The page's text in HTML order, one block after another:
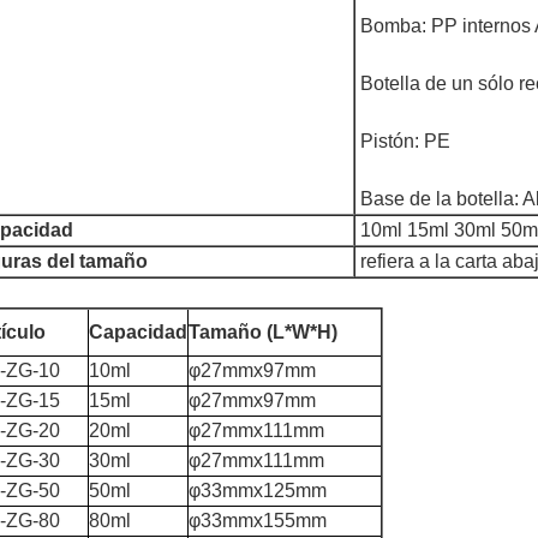
Bomba: PP
Botella de un sólo
Pistón: PE
Base de la botella:
10ml 15ml 30ml
del tamaño
refiera a la carta
Capacidad Tamaño (L*W*H)
ZG-10
10ml
φ27mmx97mm
ZG-15
15ml
φ27mmx97mm
ZG-20
20ml
φ27mmx111mm
ZG-30
30ml
φ27mmx111mm
ZG-50
50ml
φ33mmx125mm
ZG-80
80ml
φ33mmx155mm